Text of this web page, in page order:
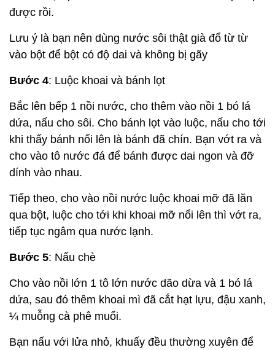
được rồi.
Lưu ý là bạn nên dùng nước sôi thật già đổ từ từ
vào bột để bột có độ dai và không bị gãy
Bước 4: Luộc khoai và bánh lọt
Bắc lên bếp 1 nồi nước, cho thêm vào nồi 1 bó lá
dứa, nấu cho sôi. Cho bánh lọt vào luộc, nấu cho tới
khi thấy bánh nổi lên là bánh đã chín. Bạn vớt ra và
cho vào tô nước đá để bánh được dai ngon và đỡ
dính vào nhau.
Tiếp theo, cho vào nồi nước luộc khoai mỡ đã lăn
qua bột, luộc cho tới khi khoai mỡ nổi lên thì vớt ra,
tiếp tục ngâm qua nước lạnh.
Bước 5: Nấu chè
Cho vào nồi lớn 1 tô lớn nước dão dừa và 1 bó lá
dứa, sau đó thêm khoai mì đã cắt hạt lựu, đậu xanh,
¼ muỗng cà phê muối.
Bạn nấu với lửa nhỏ, khuấy đều thường xuyên để